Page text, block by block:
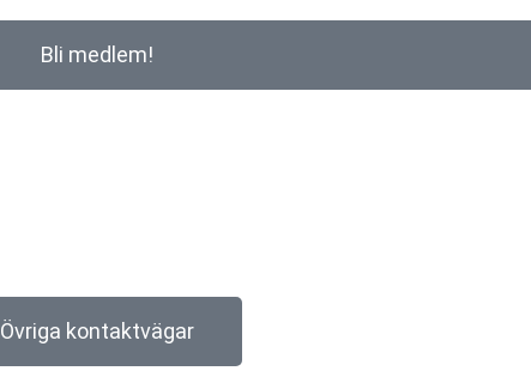
Bli medlem!
Övriga kontaktvägar